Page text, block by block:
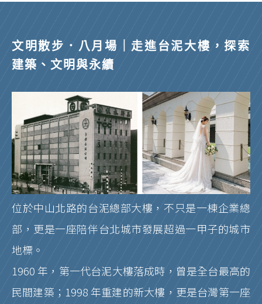
文明散步．八月場｜走進台泥大樓，探索
建築、文明與永續
位於中山北路的台泥總部大樓，不只是一棟企業總
部，更是一座陪伴台北城市發展超過一甲子的城市
地標。
1960 年，第一代台泥大樓落成時，曾是全台最高的
民間建築；1998 年重建的新大樓，更是台灣第一座